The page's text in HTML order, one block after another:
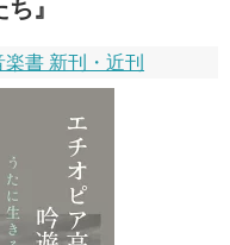
』
楽書 新刊・近刊